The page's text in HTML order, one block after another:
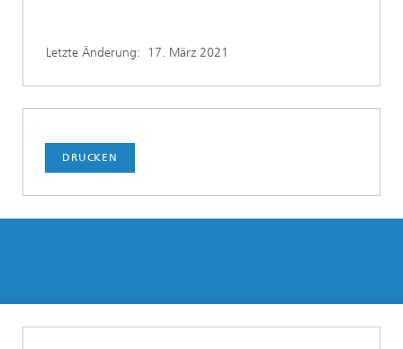
Letzte Änderung: 17. März 2021
DRUCKEN